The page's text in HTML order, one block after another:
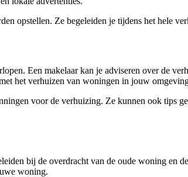
opstellen. Ze begeleiden je tijdens het hele
Een makelaar kan je adviseren over de
het verhuizen van woningen in jouw
voor de verhuizing. Ze kunnen ook tips
bij de overdracht van de oude woning en
woning.